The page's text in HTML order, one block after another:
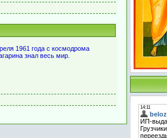
1961 года с космодрома
знал весь мир.